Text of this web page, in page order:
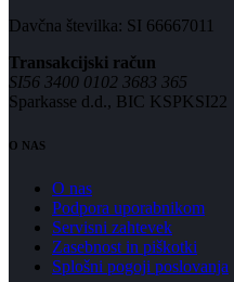
Davčna številka: SI 66667011
Transakcijski račun
SI56 3400 0102 3683 365
Sparkasse d.d., BIC KSPKSI22
O NAS
O nas
Podpora uporabnikom
Servisni zahtevek
Zasebnost in piškotki
Splošni pogoji poslovanja